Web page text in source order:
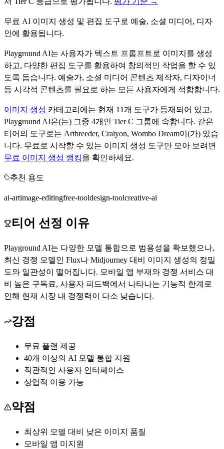
무료 AI 이미지 생성 및 편집 도구로 예술, 소셜 미디어, 디자
인에 활용됩니다.
Playground AI는 사용자가 텍스트 프롬프트로 이미지를 생성
하고, 다양한 편집 도구를 활용하여 창의적인 작업을 할 수 있
도록 돕습니다. 예술가, 소셜 미디어 콘텐츠 제작자, 디자이너
등 시각적 콘텐츠를 필요로 하는 모든 사용자에게 적합합니다.
이미지 생성 카테고리에는 현재 11개 도구가 등재되어 있고,
Playground AI은(는) 그중 4개인 TierC 그룹에 속합니다. 같은
티어의 도구로는 Artbreeder, Craiyon, Wombo Dream이(가) 있습
니다. 무료로 시작할 수 있는 이미지 생성 도구만 모아 보려면
무료 이미지 생성 랭킹을 확인하세요.
추천 용도
ai-artimage-editingfree-tooldesign-toolcreative-ai
티어 선정 이유
Playground AI는 다양한 모델 통합으로 범용성을 확보했으나,
최신 경쟁 모델인 Flux나 Midjourney 대비 이미지 생성의 정밀
도와 일관성이 떨어집니다. 모바일 앱 부재와 경쟁 서비스 대
비 높은 구독료, 사용자 피드백에서 나타나는 기능적 한계로
인해 현재 시장 내 경쟁력이 다소 낮습니다.
강점
무료 플랜 제공
40개 이상의 AI 모델 통합 지원
직관적인 사용자 인터페이스
상업적 이용 가능
약점
최상위 모델 대비 낮은 이미지 품질
모바일 앱 미지원